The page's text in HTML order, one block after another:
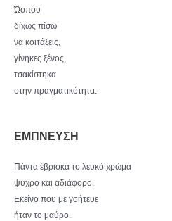
Ώσπου
δίχως πίσω
να κοιτάξεις,
γίνηκες ξένος,
τσακίστηκα
στην πραγματικότητα.
ΕΜΠΝΕΥΣΗ
Πάντα έβρισκα το λευκό χρώμα
ψυχρό και αδιάφορο.
Εκείνο που με γοήτευε
ήταν το μαύρο.